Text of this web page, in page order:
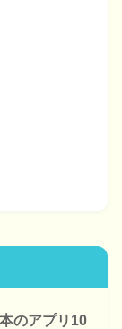
のアプリ10